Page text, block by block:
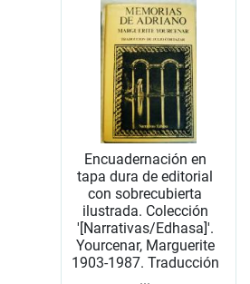
Encuadernación en
tapa dura de editorial
con sobrecubierta
ilustrada. Colección
'[Narrativas/Edhasa]'.
Yourcenar, Marguerite
1903-1987. Traducción
...